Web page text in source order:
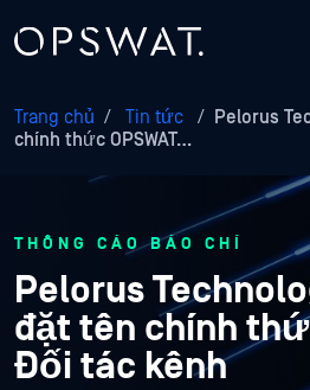
Trang chủ / Tin tức /
Pelorus
chính thức OPSWAT…
THÔNG CÁO BÁO CHÍ
Pelorus
đặt tên chính
Đối tác kênh